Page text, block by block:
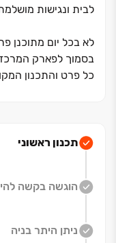
לבית ונגישות
לא בכל יום מתוכנן
בסמוך לפארק
כל פרט והתכנון
של בית פרטי מול
הקריות -סביוני
ישראל מגורים.
תכנון ראשוני
הוגשה בקשה
ניתן היתר בניה